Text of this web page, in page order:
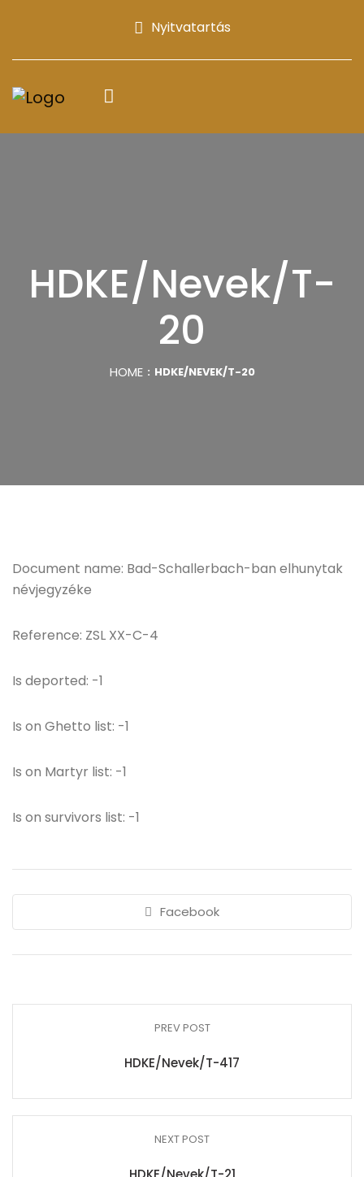
Nyitvatartás
HDKE/Nevek/T-
20
HOME HDKE/NEVEK/T-20
Document name: Bad-Schallerbach-ban elhunytak
névjegyzéke
Reference: ZSL XX-C-4
Is deported: -1
Is on Ghetto list: -1
Is on Martyr list: -1
Is on survivors list: -1
Facebook
PREV POST
HDKE/Nevek/T-417
NEXT POST